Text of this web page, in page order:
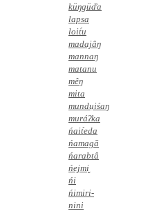
küŋgüďa
lapsa
loit́u
madajâŋ
mannaŋ
matanu
mêŋ
mita
mundụiśaŋ
muráʔka
ńait́eda
ńamagā
ńarabtâ
ńejmi̮
ńi
ńimiri-
nini